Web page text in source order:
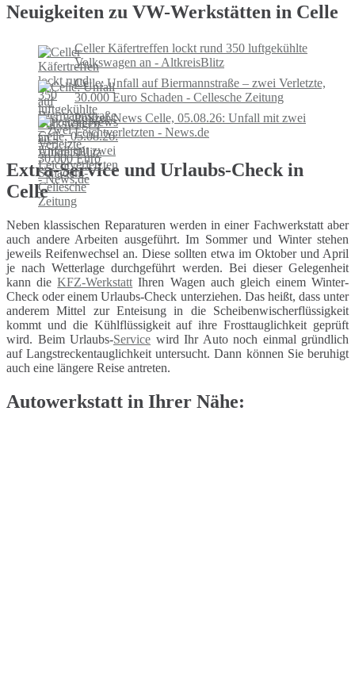
Neuigkeiten zu VW-Werkstätten in Celle
Celler Käfertreffen lockt rund 350 luftgekühlte
Volkswagen an - AltkreisBlitz
Celle: Unfall auf Biermannstraße – zwei Verletzte,
30.000 Euro Schaden - Cellesche Zeitung
Polizei-News Celle, 05.08.26: Unfall mit zwei
Leichtverletzten - News.de
Extra-Service und Urlaubs-Check in
Celle
Neben klassischen Reparaturen werden in einer Fachwerkstatt aber
auch andere Arbeiten ausgeführt. Im Sommer und Winter stehen
jeweils Reifenwechsel an. Diese sollten etwa im Oktober und April
je nach Wetterlage durchgeführt werden. Bei dieser Gelegenheit
kann dieKFZ-Werkstatt Ihren Wagen auch gleich einem Winter-
Check oder einem Urlaubs-Check unterziehen. Das heißt, dass unter
anderem Mittel zur Enteisung in die Scheibenwischerflüssigkeit
kommt und die Kühlflüssigkeit auf ihre Frosttauglichkeit geprüft
wird. Beim Urlaubs-Service wird Ihr Auto noch einmal gründlich
auf Langstreckentauglichkeit untersucht. Dann können Sie beruhigt
auch eine längere Reise antreten.
Autowerkstatt in Ihrer Nähe: